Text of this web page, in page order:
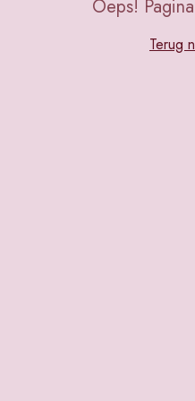
Oeps!
Terug